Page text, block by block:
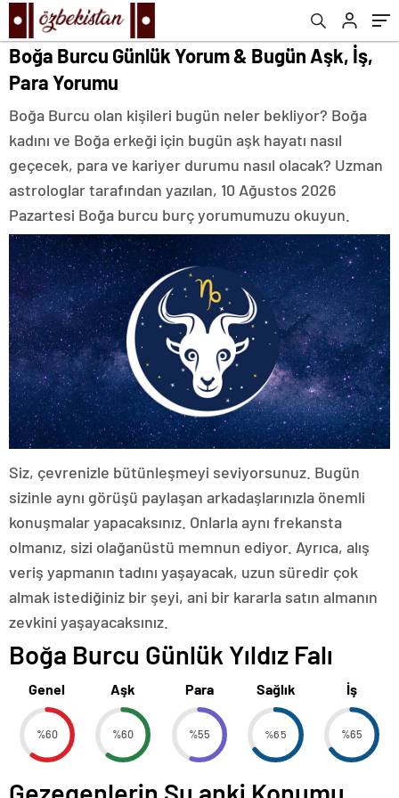
Boğa Burcu Günlük Yorum & Bugün Aşk, İş,
Para Yorumu
Boğa Burcu olan kişileri bugün neler bekliyor? Boğa
kadını ve Boğa erkeği için bugün aşk hayatı nasıl
geçecek, para ve kariyer durumu nasıl olacak? Uzman
astrologlar tarafından yazılan, 10 Ağustos 2026
Pazartesi Boğa burcu burç yorumumuzu okuyun.
Siz, çevrenizle bütünleşmeyi seviyorsunuz. Bugün
sizinle aynı görüşü paylaşan arkadaşlarınızla önemli
konuşmalar yapacaksınız. Onlarla aynı frekansta
olmanız, sizi olağanüstü memnun ediyor. Ayrıca, alış
veriş yapmanın tadını yaşayacak, uzun süredir çok
almak istediğiniz bir şeyi, ani bir kararla satın almanın
zevkini yaşayacaksınız.
Boğa Burcu Günlük Yıldız Falı
Genel
%60
Aşk
%60
Para
%55
Sağlık
%65
İş
%65